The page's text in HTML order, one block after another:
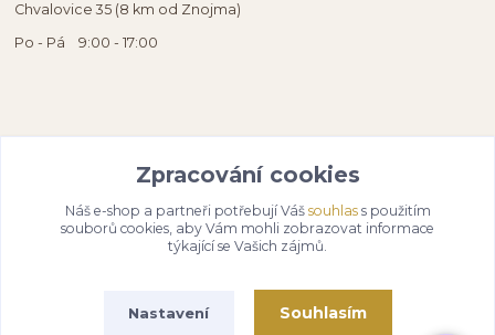
Chvalovice 35 (8 km od Znojma)
Po - Pá 9:00 - 17:00
Zpracování cookies
Náš e-shop a partneři potřebují Váš souhlass použitím
souborů cookies, aby Vám mohli zobrazovat informace
týkající se Vašich zájmů.
Nastavení Souhlasím